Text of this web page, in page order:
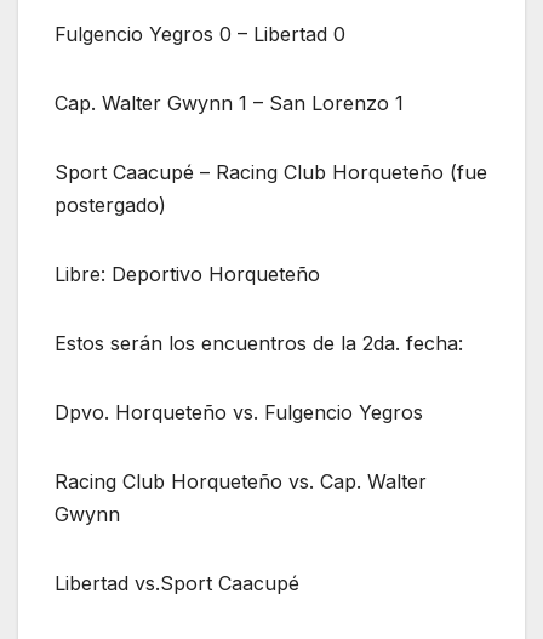
Fulgencio Yegros 0 – Libertad 0
Cap. Walter Gwynn 1 – San Lorenzo 1
Sport Caacupé – Racing Club Horqueteño (fue
postergado)
Libre: Deportivo Horqueteño
Estos serán los encuentros de la 2da. fecha:
Dpvo. Horqueteño vs. Fulgencio Yegros
Racing Club Horqueteño vs. Cap. Walter
Gwynn
Libertad vs.Sport Caacupé